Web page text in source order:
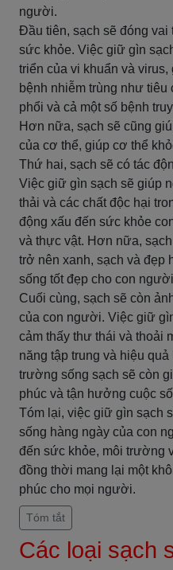
người.
Đầu tiên, sạch sẽ đóng vai
sức khỏe. Việc giữ gìn
triển của vi khuẩn và
bệnh nhiễm trùng như
phổi và cả một số bệnh
Hơn nữa, sạch sẽ cũng
của cơ thể, giúp cơ thể
Thứ hai, sạch sẽ có tác
Việc giữ gìn sạch sẽ giúp
thải và các chất độc hại
động xấu đến sức khỏe
và thực vật. Hơn nữa,
trở nên xanh, sạch và đẹp
sống tốt đẹp cho con
Cuối cùng, sạch sẽ còn
của con người. Việc giữ
cảm thấy thư thái và thoải
năng tập trung và hiệu
trường sống sạch sẽ còn
phúc và tận hưởng cuộc
Tóm lại, việc giữ gìn sạch
sống hàng ngày của con
đến sức khỏe, môi trường
đồng thời mang lại một
phúc cho mọi người.
Tóm tắt
Các loại sạch